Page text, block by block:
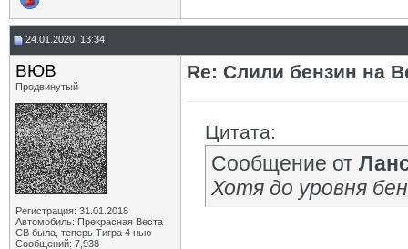
24.01.2020, 13:34
ВЮВ
Продвинутый
Регистрация: 31.01.2018
Автомобиль: Прекрасная Веста
СВ была, теперь Тигра 4 нью
Сообщений: 7,938
Re: Слили бензин на
Цитата:
Сообщение от
Хотя до уровня